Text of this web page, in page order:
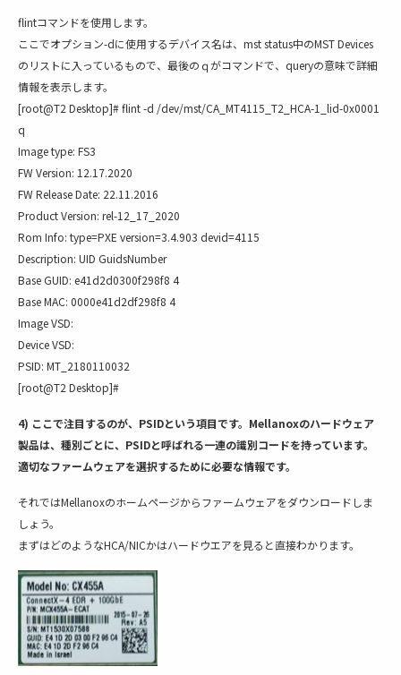
flintコマンドを使用します。
ここでオプション-dに使用するデバイス名は、mst status中のMST Devices
のリストに入っているもので、最後のｑがコマンドで、queryの意味で詳細
情報を表示します。
[root@T2 Desktop]# flint -d /dev/mst/CA_MT4115_T2_HCA-1_lid-0x0001
q
Image type: FS3
FW Version: 12.17.2020
FW Release Date: 22.11.2016
Product Version: rel-12_17_2020
Rom Info: type=PXE version=3.4.903 devid=4115
Description: UID GuidsNumber
Base GUID: e41d2d0300f298f8 4
Base MAC: 0000e41d2df298f8 4
Image VSD:
Device VSD:
PSID: MT_2180110032
[root@T2 Desktop]#
4) ここで注目するのが、PSIDという項目です。Mellanoxのハードウェア
製品は、種別ごとに、PSIDと呼ばれる一連の識別コードを持っています。
適切なファームウェアを選択するために必要な情報です。
それではMellanoxのホームページからファームウェアをダウンロードしま
しょう。
まずはどのようなHCA/NICかはハードウエアを見ると直接わかります。